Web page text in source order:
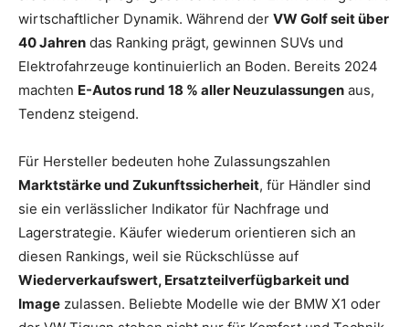
wirtschaftlicher Dynamik. Während der VW Golf seit über
40 Jahren das Ranking prägt, gewinnen SUVs und
Elektrofahrzeuge kontinuierlich an Boden. Bereits 2024
machten E-Autos rund 18 % aller Neuzulassungen aus,
Tendenz steigend.
Für Hersteller bedeuten hohe Zulassungszahlen
Marktstärke und Zukunftssicherheit, für Händler sind
sie ein verlässlicher Indikator für Nachfrage und
Lagerstrategie. Käufer wiederum orientieren sich an
diesen Rankings, weil sie Rückschlüsse auf
Wiederverkaufswert, Ersatzteilverfügbarkeit und
Image zulassen. Beliebte Modelle wie der BMW X1 oder